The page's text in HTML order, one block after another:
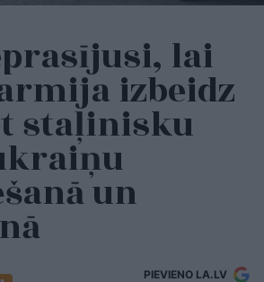
lai
izbeidz
staļinisku
un
PIEVIENO LA.LV